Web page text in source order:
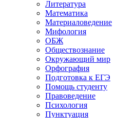
Литература
Математика
Материаловедение
Мифология
ОБЖ
Обществознание
Окружающий мир
Орфография
Подготовка к ЕГЭ
Помощь студенту
Правоведение
Психология
Пунктуация